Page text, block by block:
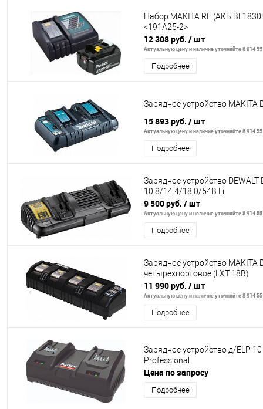
Набор MAKITA RF (АКБ
<191A25-2>
12 308 руб. / шт
Актуальную цену и наличие уточняйте 8 914
Подробнее
Зарядное устройство MAKITA
15 893 руб. / шт
Актуальную цену и наличие уточняйте 8 914
Подробнее
Зарядное устройство DEWALT
10.8/14.4/18,0/54В Li
9 500 руб. / шт
Актуальную цену и наличие уточняйте 8 914
Подробнее
Зарядное устройство MAKITA
четырехпортовое (LXT 18В)
11 990 руб. / шт
Актуальную цену и наличие уточняйте 8 914
Подробнее
Зарядное устройство д/ELP
Professional
Цена по запросу
Подробнее